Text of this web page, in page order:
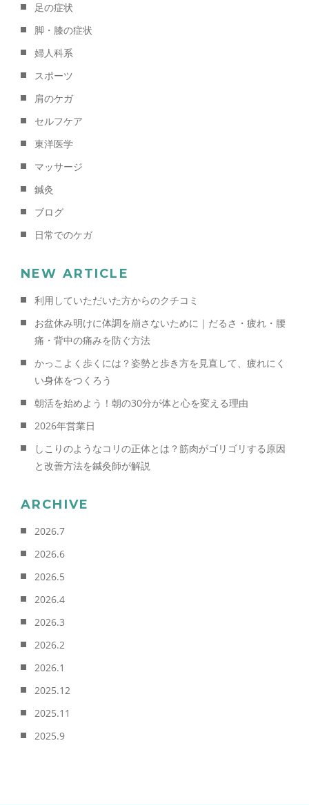
足の症状
脚・膝の症状
婦人科系
スポーツ
肩のケガ
セルフケア
東洋医学
マッサージ
鍼灸
ブログ
日常でのケガ
NEW ARTICLE
利用していただいた方からのクチコミ
お盆休み明けに体調を崩さないために｜だるさ・疲れ・腰
痛・背中の痛みを防ぐ方法
かっこよく歩くには？姿勢と歩き方を見直して、疲れにく
い身体をつくろう
朝活を始めよう！朝の30分が体と心を変える理由
2026年営業日
しこりのようなコリの正体とは？筋肉がゴリゴリする原因
と改善方法を鍼灸師が解説
ARCHIVE
2026.7
2026.6
2026.5
2026.4
2026.3
2026.2
2026.1
2025.12
2025.11
2025.9